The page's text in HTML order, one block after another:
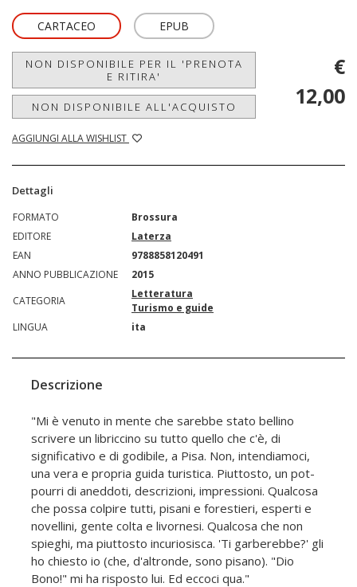
CARTACEO EPUB
NON DISPONIBILE PER IL 'PRENOTA
E RITIRA'
NON DISPONIBILE ALL'ACQUISTO
AGGIUNGI ALLA WISHLIST
€
12,00
Dettagli
FORMATO
Brossura
EDITORE
Laterza
EAN
9788858120491
ANNO PUBBLICAZIONE
2015
CATEGORIA
Letteratura
Turismo e guide
LINGUA
ita
Descrizione
"Mi è venuto in mente che sarebbe stato bellino
scrivere un libriccino su tutto quello che c'è, di
significativo e di godibile, a Pisa. Non, intendiamoci,
una vera e propria guida turistica. Piuttosto, un pot-
pourri di aneddoti, descrizioni, impressioni. Qualcosa
che possa colpire tutti, pisani e forestieri, esperti e
novellini, gente colta e livornesi. Qualcosa che non
spieghi, ma piuttosto incuriosisca. 'Ti garberebbe?' gli
ho chiesto io (che, d'altronde, sono pisano). "Dio
Bono!" mi ha risposto lui. Ed eccoci qua."